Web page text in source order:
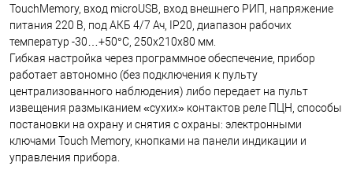
TouchMemory, вход microUSB, вход внешнего РИП, напряжение
питания 220 В, под АКБ 4/7 Ач, IP20, диапазон рабочих
температур -30…+50°С, 250х210х80 мм.
Гибкая настройка через программное обеспечение, прибор
работает автономно (без подключения к пульту
централизованного наблюдения) либо передает на пульт
извещения размыканием «сухих» контактов реле ПЦН, способы
постановки на охрану и снятия с охраны: электронными
ключами Touch Memory, кнопками на панели индикации и
управления прибора.